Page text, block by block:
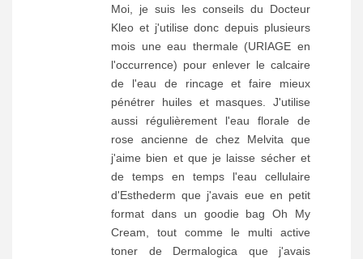
Moi, je suis les conseils du Docteur
Kleo et j'utilise donc depuis plusieurs
mois une eau thermale (URIAGE en
l'occurrence) pour enlever le calcaire
de l'eau de rincage et faire mieux
pénétrer huiles et masques. J'utilise
aussi régulièrement l'eau florale de
rose ancienne de chez Melvita que
j'aime bien et que je laisse sécher et
de temps en temps l'eau cellulaire
d'Esthederm que j'avais eue en petit
format dans un goodie bag Oh My
Cream, tout comme le multi active
toner de Dermalogica que j'avais